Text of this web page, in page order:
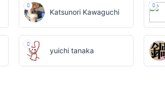
Katsunori Kawaguchi
yuichi tanaka